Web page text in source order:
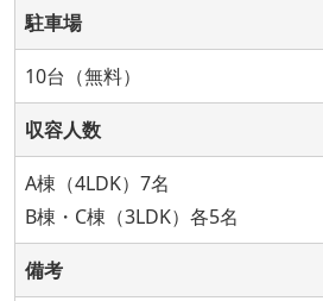
駐車場
10台（無料）
収容人数
A棟（4LDK）7名
B棟・C棟（3LDK）各5名
備考